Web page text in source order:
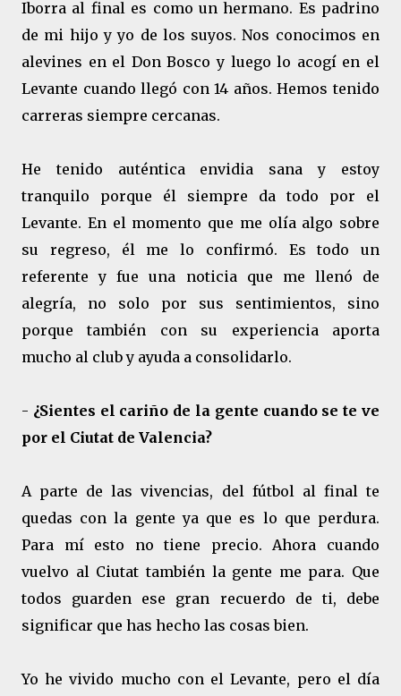
Iborra al final es como un hermano. Es padrino
de mi hijo y yo de los suyos. Nos conocimos en
alevines en el Don Bosco y luego lo acogí en el
Levante cuando llegó con 14 años. Hemos tenido
carreras siempre cercanas.
He tenido auténtica envidia sana y estoy
tranquilo porque él siempre da todo por el
Levante. En el momento que me olía algo sobre
su regreso, él me lo confirmó. Es todo un
referente y fue una noticia que me llenó de
alegría, no solo por sus sentimientos, sino
porque también con su experiencia aporta
mucho al club y ayuda a consolidarlo.
- ¿Sientes el cariño de la gente cuando se te ve
por el Ciutat de Valencia?
A parte de las vivencias, del fútbol al final te
quedas con la gente ya que es lo que perdura.
Para mí esto no tiene precio. Ahora cuando
vuelvo al Ciutat también la gente me para. Que
todos guarden ese gran recuerdo de ti, debe
significar que has hecho las cosas bien.
Yo he vivido mucho con el Levante, pero el día